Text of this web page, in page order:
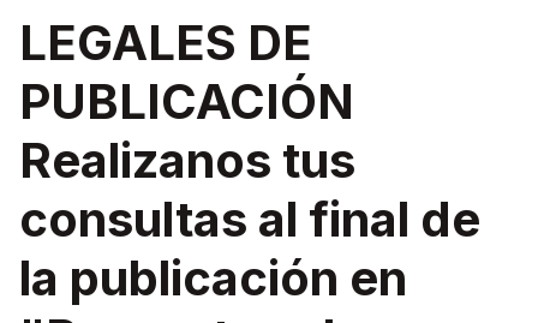
LEGALES DE
PUBLICACIÓN
Realizanos tus
consultas al final de
la publicación en